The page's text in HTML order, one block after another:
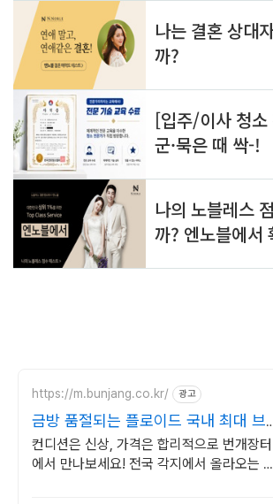
https://m.bunjang.co.kr/ 광고
금방 품절되는 플로이드 국내 최대 브
랜드 중고거래
컨디션은 신상, 가격은 합리적으로 번개장터
에서 만나보세요! 전국 각지에서 올라오는 전